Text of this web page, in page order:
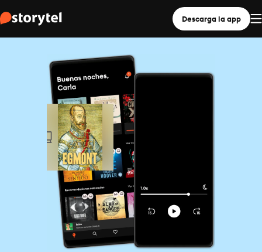
Descarga la app